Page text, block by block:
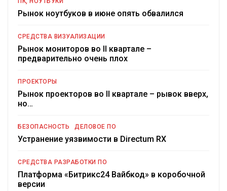
Рынок ноутбуков в июне опять обвалился
СРЕДСТВА ВИЗУАЛИЗАЦИИ
Рынок мониторов во II квартале –
предварительно очень плох
ПРОЕКТОРЫ
Рынок проекторов во II квартале – рывок вверх,
но…
БЕЗОПАСНОСТЬ ДЕЛОВОЕ ПО
Устранение уязвимости в Directum RX
СРЕДСТВА РАЗРАБОТКИ ПО
Платформа «Битрикс24 Вайбкод» в коробочной
версии